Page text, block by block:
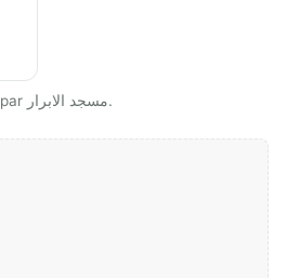
Horaires officiels affichés par مسجد الابرار.